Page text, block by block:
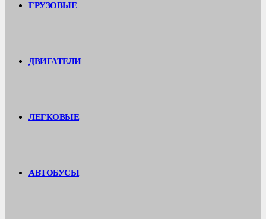
ГРУЗОВЫЕ
ДВИГАТЕЛИ
ЛЕГКОВЫЕ
АВТОБУСЫ